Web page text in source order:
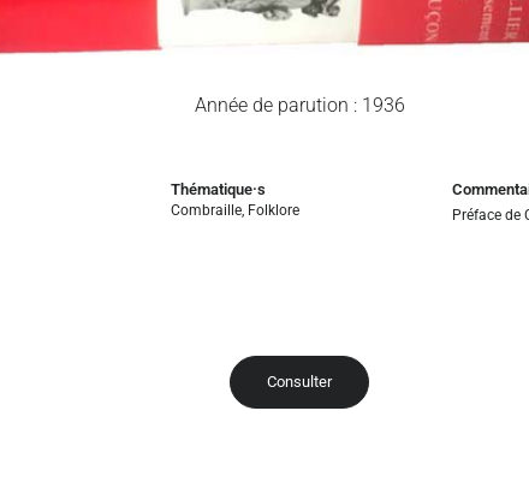
Année de parution : 1936
Thématique·s
Combraille Folklore Préface de
Consulter